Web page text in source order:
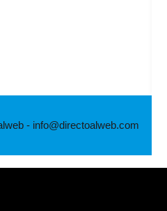
- info@directoalweb.com